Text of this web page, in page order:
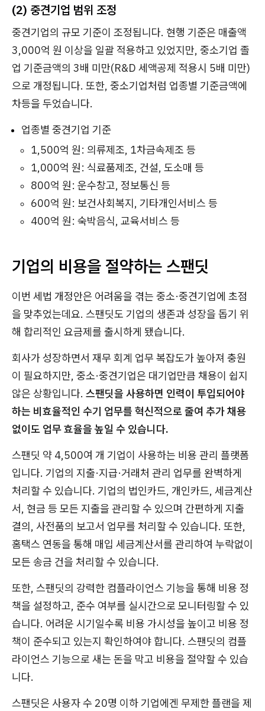
(2) 중견기업 범위 조정
중견기업의 규모 기준이 조정됩니다. 현행 기준은 매출액
3,000억 원 이상을 일괄 적용하고 있었지만, 중소기업 졸
업 기준금액의 3배 미만(R&D 세액공제 적용시 5배 미만)
으로 개정됩니다. 또한, 중소기업처럼 업종별 기준금액에
차등을 두었습니다.
업종별 중견기업 기준
1,500억 원: 의류제조, 1차금속제조 등
1,000억 원: 식료품제조, 건설, 도소매 등
800억 원: 운수창고, 정보통신 등
600억 원: 보건사회복지, 기타개인서비스 등
400억 원: 숙박음식, 교육서비스 등
기업의 비용을 절약하는 스팬딧
이번 세법 개정안은 어려움을 겪는 중소·중견기업에 초점
을 맞추었는데요. 스팬딧도 기업의 생존과 성장을 돕기 위
해 합리적인 요금제를 출시하게 됐습니다.
회사가 성장하면서 재무 회계 업무 복잡도가 높아져 충원
이 필요하지만, 중소·중견기업은 대기업만큼 채용이 쉽지
않은 상황입니다. 스팬딧을 사용하면 인력이 투입되어야
하는 비효율적인 수기 업무를 혁신적으로 줄여 추가 채용
없이도 업무 효율을 높일 수 있습니다.
스팬딧 약 4,500여 개 기업이 사용하는 비용 관리 플랫폼
입니다. 기업의 지출·지급·거래처 관리 업무를 완벽하게
처리할 수 있습니다. 기업의 법인카드, 개인카드, 세금계산
서, 현금 등 모든 지출을 관리할 수 있으며 간편하게 지출
결의, 사전품의 보고서 업무를 처리할 수 있습니다. 또한,
홈택스 연동을 통해 매입 세금계산서를 관리하여 누락없이
모든 송금 건을 처리할 수 있습니다.
또한, 스팬딧의 강력한 컴플라이언스 기능을 통해 비용 정
책을 설정하고, 준수 여부를 실시간으로 모니터링할 수 있
습니다. 어려운 시기일수록 비용 가시성을 높이고 비용 정
책이 준수되고 있는지 확인하여야 합니다. 스팬딧의 컴플
라이언스 기능으로 새는 돈을 막고 비용을 절약할 수 있습
니다.
스팬딧은 사용자 수 20명 이하 기업에겐 무제한 플랜을 제